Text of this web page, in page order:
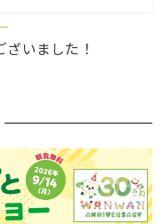
いました！